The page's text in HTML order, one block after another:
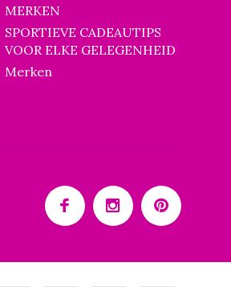
MERKEN
SPORTIEVE CADEAUTIPS
VOOR ELKE GELEGENHEID
Merken